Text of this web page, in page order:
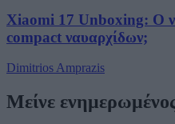
Xiaomi 17 Unboxing: Ο
compact ναυαρχίδων;
Dimitrios Amprazis
Μείνε